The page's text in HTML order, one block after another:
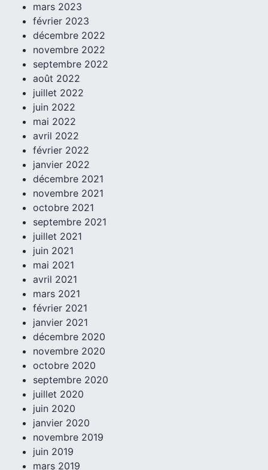
mars 2023
février 2023
décembre 2022
novembre 2022
septembre 2022
août 2022
juillet 2022
juin 2022
mai 2022
avril 2022
février 2022
janvier 2022
décembre 2021
novembre 2021
octobre 2021
septembre 2021
juillet 2021
juin 2021
mai 2021
avril 2021
mars 2021
février 2021
janvier 2021
décembre 2020
novembre 2020
octobre 2020
septembre 2020
juillet 2020
juin 2020
janvier 2020
novembre 2019
juin 2019
mars 2019